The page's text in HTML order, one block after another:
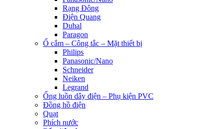
Rạng Đông
Điện Quang
Duhal
Paragon
Ổ cắm – Công tắc – Mặt thiết bị
Philips
Panasonic/Nano
Schneider
Neiken
Legrand
Ống luồn dây điện – Phụ kiện PVC
Đồng hồ điện
Quạt
Phích nước